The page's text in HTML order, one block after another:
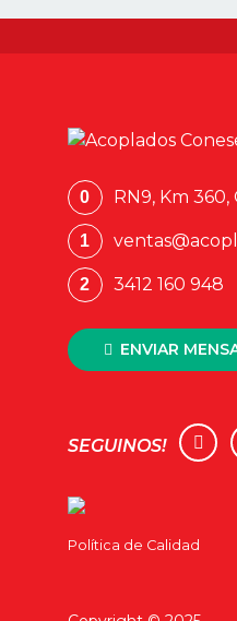
0 RN9, Km 360,
1
2 3412 160 948
ENVIAR
SEGUINOS!
Política de Calidad